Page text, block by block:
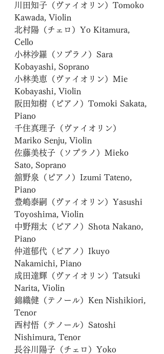
川田知子（ヴァイオリン）Tomoko
Kawada, Violin
北村陽（チェロ）Yo Kitamura,
Cello
小林沙羅（ソプラノ）Sara
Kobayashi, Soprano
小林美恵（ヴァイオリン）Mie
Kobayashi, Violin
阪田知樹（ピアノ）Tomoki Sakata,
Piano
千住真理子（ヴァイオリン）
Mariko Senju, Violin
佐藤美枝子（ソプラノ）Mieko
Sato, Soprano
舘野泉（ピアノ）Izumi Tateno,
Piano
豊嶋泰嗣（ヴァイオリン）Yasushi
Toyoshima, Violin
中野翔太（ピアノ）Shota Nakano,
Piano
仲道郁代（ピアノ）Ikuyo
Nakamichi, Piano
成田達輝（ヴァイオリン）Tatsuki
Narita, Violin
錦織健（テノール）Ken Nishikiori,
Tenor
西村悟（テノール）Satoshi
Nishimura, Tenor
長谷川陽子（チェロ）Yoko